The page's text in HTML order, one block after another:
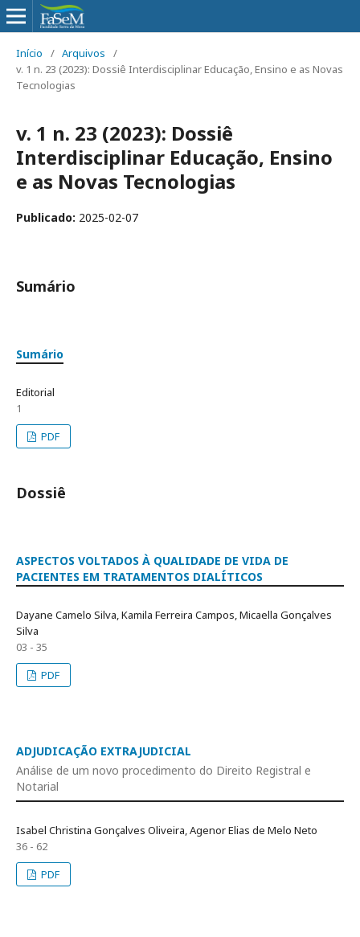
Início / Arquivos
/
v. 1 n. 23 (2023): Dossiê Interdisciplinar Educação, Ensino e as Novas
Tecnologias
v. 1 n. 23 (2023): Dossiê
Interdisciplinar Educação, Ensino
e as Novas Tecnologias
Publicado: 2025-02-07
Sumário
Sumário
Editorial
1
PDF
Dossiê
ASPECTOS VOLTADOS À QUALIDADE DE VIDA DE
PACIENTES EM TRATAMENTOS DIALÍTICOS
Dayane Camelo Silva, Kamila Ferreira Campos, Micaella Gonçalves
Silva
03 - 35
PDF
ADJUDICAÇÃO EXTRAJUDICIAL
Análise de um novo procedimento do Direito Registral e
Notarial
Isabel Christina Gonçalves Oliveira, Agenor Elias de Melo Neto
36 - 62
PDF